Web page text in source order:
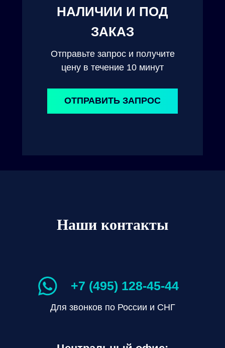
ОТПРАВИТЬ ЗАПРОС
НАЛИЧИИ И ПОД
ЗАКАЗ
Отправьте запрос и получите
цену в течение 10 минут
Наши контакты
Для звонков по России и СНГ
+7 (495) 128-45-44